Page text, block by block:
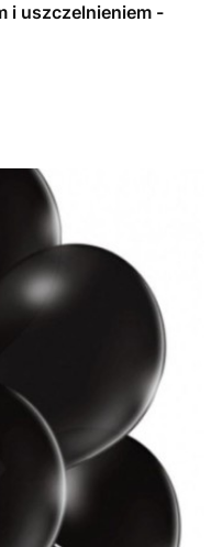
uszczelnieniem -